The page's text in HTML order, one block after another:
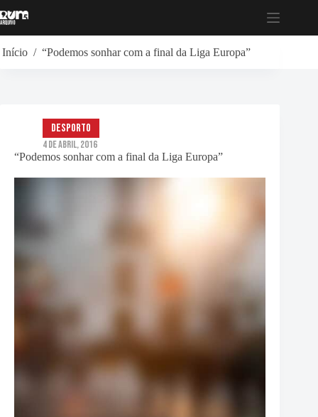
para
Início / “Podemos sonhar com a final da Liga Europa”
“Podemos sonhar com a final da Liga Europa”
Desporto
4 de Abril, 2016